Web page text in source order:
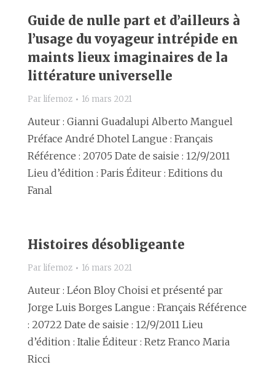
Guide de nulle part et d’ailleurs à
l’usage du voyageur intrépide en
maints lieux imaginaires de la
littérature universelle
Par lifemoz 16 mars 2021
Auteur : Gianni Guadalupi Alberto Manguel
Préface André Dhotel Langue : Français
Référence : 20705 Date de saisie : 12/9/2011
Lieu d’édition : Paris Éditeur : Editions du
Fanal
Histoires désobligeante
Par lifemoz 16 mars 2021
Auteur : Léon Bloy Choisi et présenté par
Jorge Luis Borges Langue : Français Référence
: 20722 Date de saisie : 12/9/2011 Lieu
d’édition : Italie Éditeur : Retz Franco Maria
Ricci